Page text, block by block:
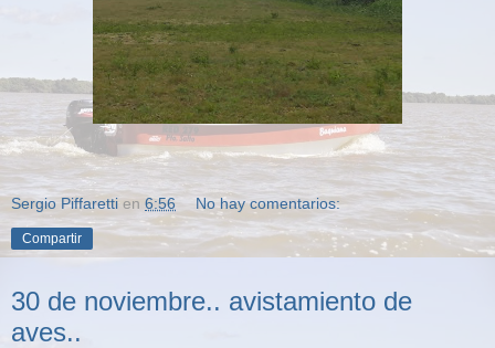
Sergio Piffaretti en 6:56 No hay comentarios:
Compartir
30 de noviembre.. avistamiento de
aves..